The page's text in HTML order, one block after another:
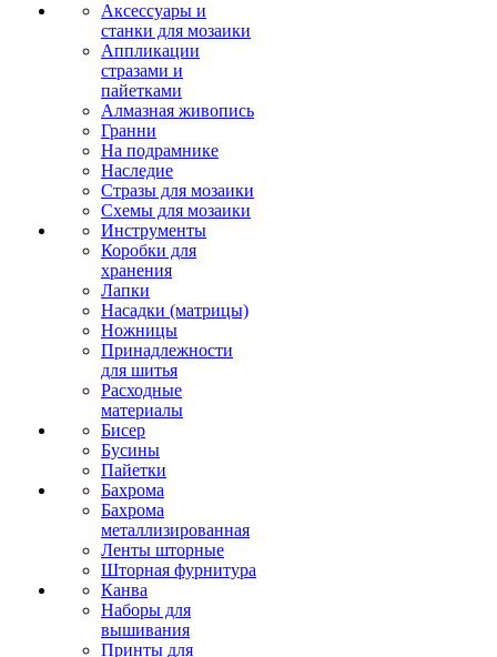
Аксессуары и
станки для мозаики
Аппликации
стразами и
пайетками
Алмазная живопись
Гранни
На подрамнике
Наследие
Стразы для мозаики
Схемы для мозаики
Инструменты
Коробки для
хранения
Лапки
Насадки (матрицы)
Ножницы
Принадлежности
для шитья
Расходные
материалы
Бисер
Бусины
Пайетки
Бахрома
Бахрома
металлизированная
Ленты шторные
Шторная фурнитура
Канва
Наборы для
вышивания
Принты для